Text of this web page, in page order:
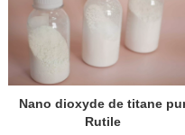
Nano dioxyde de titane
Rutile